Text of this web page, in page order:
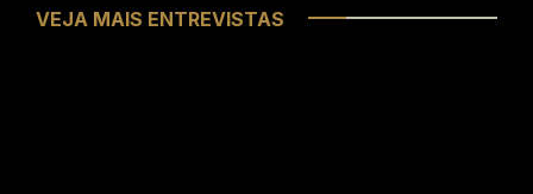
VEJA MAIS ENTREVISTAS